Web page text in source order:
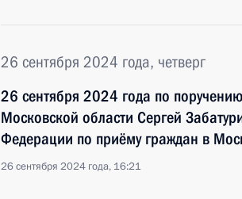
26 сентября 2024 года, четверг
26 сентября 2024 года по
Московской области Сергей
Федерации по приёму граждан в
26 сентября 2024 года, 16:21